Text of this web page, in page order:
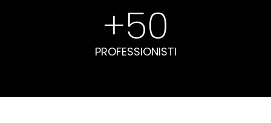
+50
PROFESSIONISTI